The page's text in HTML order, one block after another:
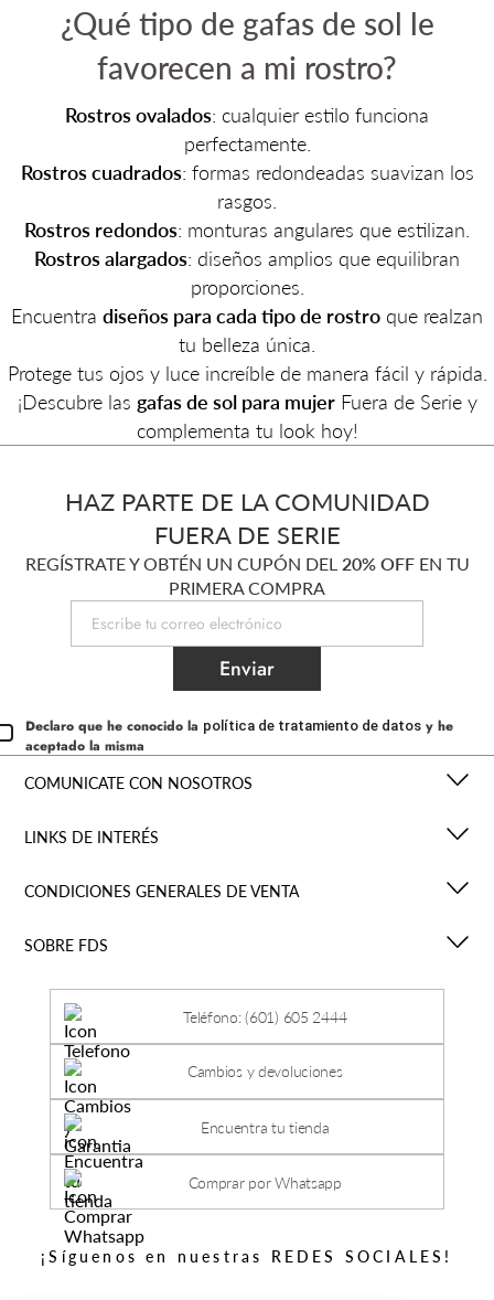
¿Qué tipo de gafas de sol le
favorecen a mi rostro?
Rostros ovalados: cualquier estilo funciona
perfectamente.
Rostros cuadrados: formas redondeadas suavizan los
rasgos.
Rostros redondos: monturas angulares que estilizan.
Rostros alargados: diseños amplios que equilibran
proporciones.
Encuentra diseños para cada tipo de rostro que realzan
tu belleza única.
Protege tus ojos y luce increíble de manera fácil y rápida.
¡Descubre las gafas de sol para mujerFuera de Serie y
complementa tu look hoy!
HAZ PARTE DE LA COMUNIDAD
FUERA DE SERIE
REGÍSTRATE Y OBTÉN UN CUPÓN DEL 20% OFFEN TU
PRIMERA COMPRA
Enviar
Declaro que he conocido la política de tratamiento de datos y he
aceptado la misma
COMUNICATE CON NOSOTROS
LINKS DE INTERÉS
CONDICIONES GENERALES DE VENTA
SOBRE FDS
Teléfono: (601) 605 2444
Cambios y devoluciones
Encuentra tu tienda
Comprar por Whatsapp
¡Síguenos en nuestras REDES SOCIALES!